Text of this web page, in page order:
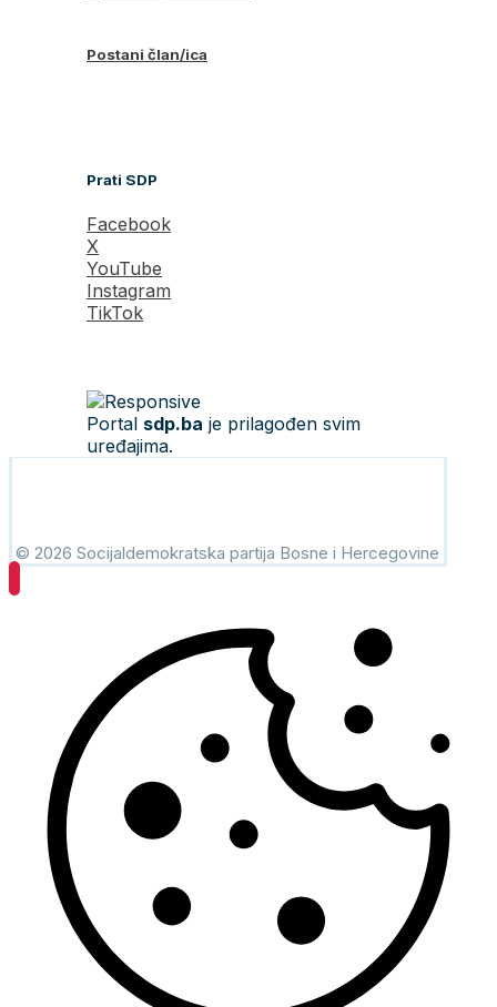
Postani član/ica
Prati SDP
Facebook
X
YouTube
Instagram
TikTok
Portal sdp.ba je prilagođen svim
uređajima.
© 2026 Socijaldemokratska partija Bosne i Hercegovine